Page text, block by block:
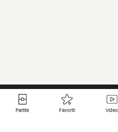
Partite Favoriti Video